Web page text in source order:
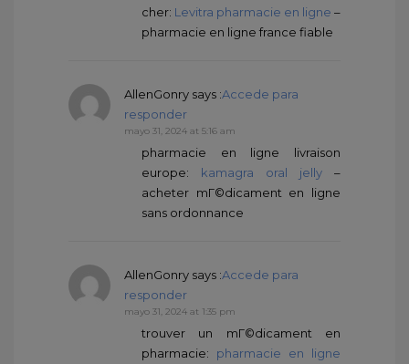
cher: Levitra pharmacie en ligne –
pharmacie en ligne france fiable
AllenGonry says :Accede para
responder
mayo 31, 2024 at 5:16 am
pharmacie en ligne livraison
europe: kamagra oral jelly –
acheter mГ©dicament en ligne
sans ordonnance
AllenGonry says :Accede para
responder
mayo 31, 2024 at 1:35 pm
trouver un mГ©dicament en
pharmacie: pharmacie en ligne